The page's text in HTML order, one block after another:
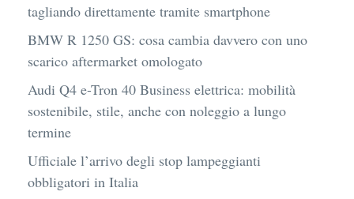
tagliando direttamente tramite smartphone
BMW R 1250 GS: cosa cambia davvero con uno
scarico aftermarket omologato
Audi Q4 e-Tron 40 Business elettrica: mobilità
sostenibile, stile, anche con noleggio a lungo
termine
Ufficiale l’arrivo degli stop lampeggianti
obbligatori in Italia